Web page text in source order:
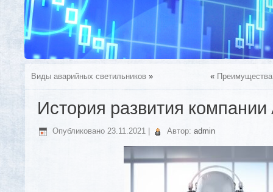
Виды аварийных светильников » « Преимущества
История развития
Опубликовано 23.11.2021 Автор: admin